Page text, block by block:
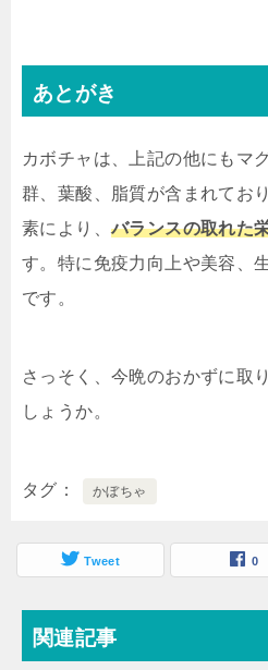
あとがき
カボチャは、上記の他にもマ
群、葉酸、脂質が含まれてお
素により、 バランスの取れた
す。特に免疫力向上や美容、
です。
さっそく、今晩のおかずに取
しょうか。
タグ かぼちゃ
Tweet 0
関連記事